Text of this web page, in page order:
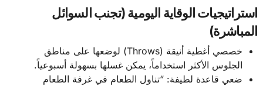
استراتيجيات الوقاية اليومية (تجنب السوائل
المباشرة)
خصصي أغطية أنيقة (Throws) لوضعها على مناطق
الجلوس الأكثر استخداماً، يمكن غسلها بسهولة أسبوعياً.
ضعي قاعدة لطيفة: “تناول الطعام في غرفة الطعام